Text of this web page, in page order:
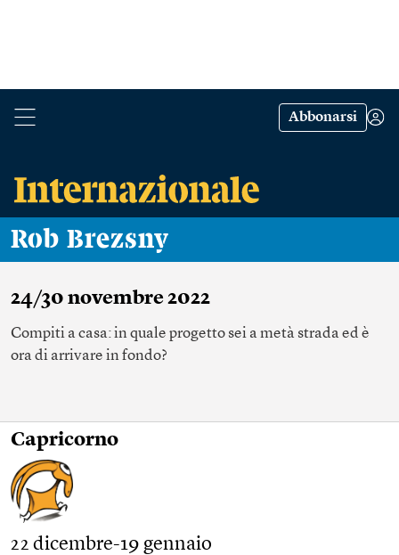
Abbonarsi
Rob Brezsny
24/30 novembre 2022
Compiti a casa: in quale progetto sei a metà strada ed è
ora di arrivare in fondo?
Capricorno
22 dicembre-19 gennaio